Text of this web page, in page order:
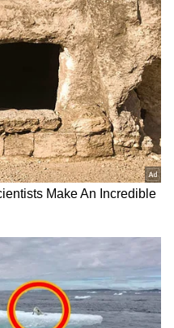
ಬೆಂಗಳೂರಿನಿಂದ ಮತ್ತೊಂದು
ಎಲೆಕ್ಟ್ರಿಕ್ ಸ್ಕೂಟರ್ ಲಾಂಚ್, ಎಐ
ಟೆಕ್ ಜೊತೆ 165 ಕಿ.ಮೀ ಮೈಲೇಜ್
ಟೊಯೊಟಾ ಗ್ಲಾಂಜಾ ಮೇಲೆ
ಭರ್ಜರಿ ₹70,000 ಡಿಸ್ಕೌಂಟ್: 30
ಕಿ.ಮೀ ಮೈಲೇಜ್ ಕೊಡುವ ಕಾರಿಗೆ
ಆಫರ್‌ಗಳ ಸುರಿಮಳೆ!